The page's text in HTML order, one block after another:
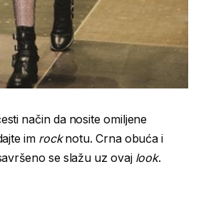
način da nosite omiljene
im rocknotu. Crna obuća i
se slažu uz ovaj look.